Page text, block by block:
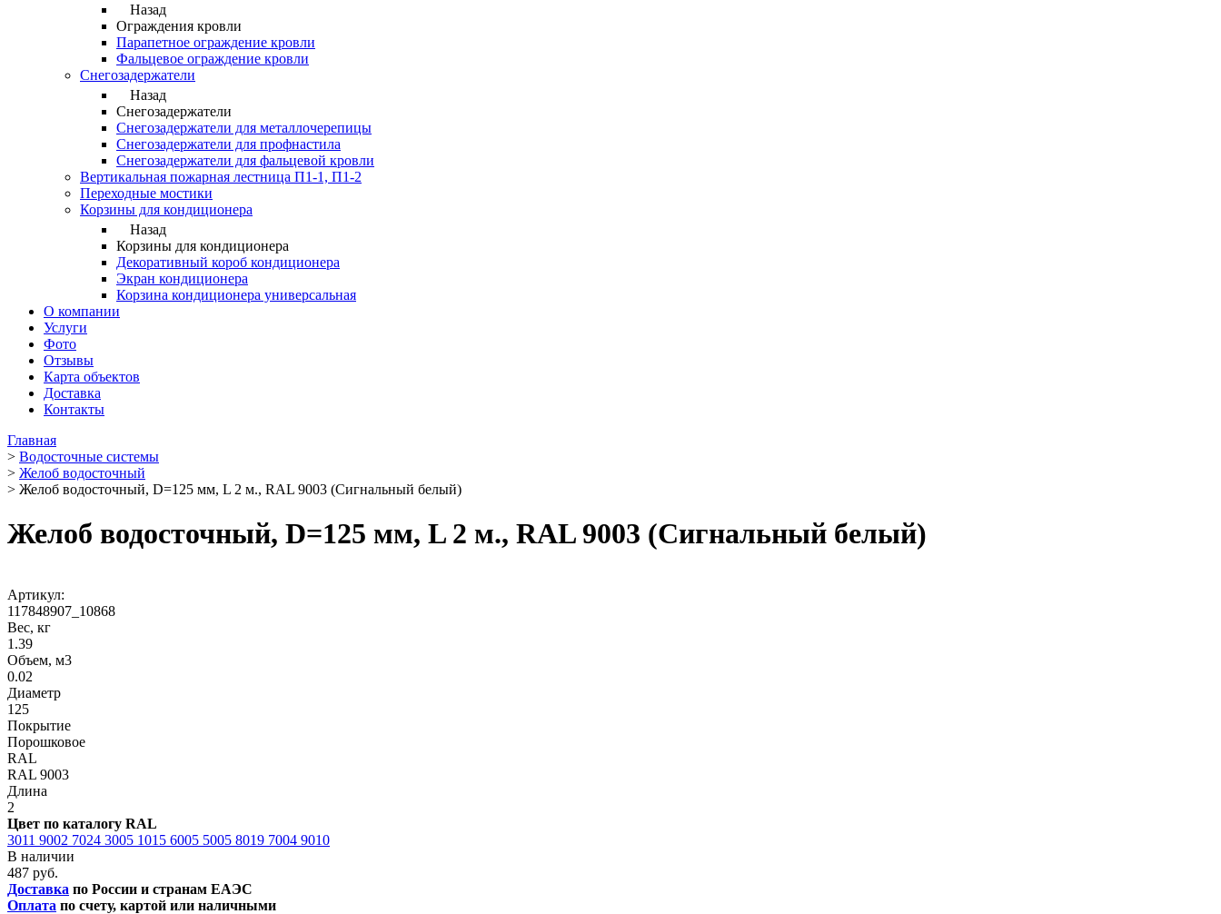
Назад
Ограждения кровли
Парапетное ограждение кровли
Фальцевое ограждение кровли
Снегозадержатели
Назад
Снегозадержатели
Снегозадержатели для металлочерепицы
Снегозадержатели для профнастила
Снегозадержатели для фальцевой кровли
Вертикальная пожарная лестница П1-1, П1-2
Переходные мостики
Корзины для кондиционера
Назад
Корзины для кондиционера
Декоративный короб кондиционера
Экран кондиционера
Корзина кондиционера универсальная
О компании
Услуги
Фото
Отзывы
Карта объектов
Доставка
Контакты
Главная
> Водосточные системы
> Желоб водосточный
> Желоб водосточный, D=125 мм, L 2 м., RAL 9003 (Сигнальный белый)
Желоб водосточный, D=125 мм, L 2 м., RAL 9003 (Сигнальный белый)
Артикул:
117848907_10868
Вес, кг
1.39
Объем, м3
0.02
Диаметр
125
Покрытие
Порошковое
RAL
RAL 9003
Длина
2
Цвет по каталогу RAL
3011 9002 7024 3005 1015 6005 5005 8019 7004 9010
В наличии
487 руб.
Доставка по России и странам ЕАЭС
Оплата по счету, картой или наличными